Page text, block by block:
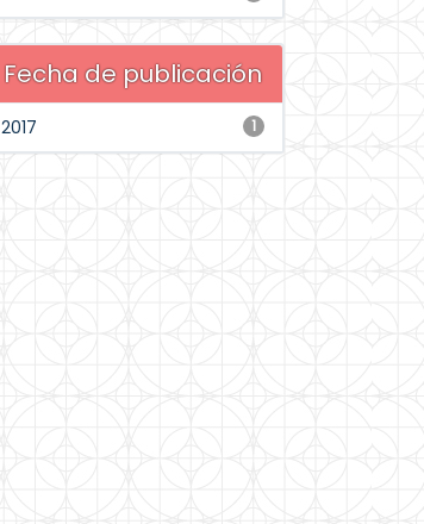
Fecha de publicación
1
2017